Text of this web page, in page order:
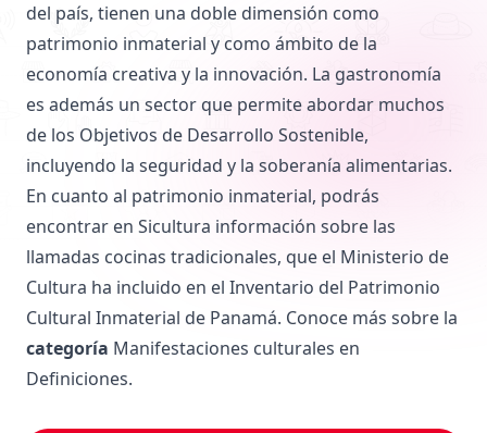
del país, tienen una doble dimensión como
patrimonio inmaterial y como ámbito de la
economía creativa y la innovación. La gastronomía
es además un sector que permite abordar muchos
de los Objetivos de Desarrollo Sostenible,
incluyendo la seguridad y la soberanía alimentarias.
En cuanto al patrimonio inmaterial, podrás
encontrar en Sicultura información sobre las
llamadas cocinas tradicionales, que el Ministerio de
Cultura ha incluido en el Inventario del Patrimonio
Cultural Inmaterial de Panamá. Conoce más sobre la
categoría Manifestaciones culturales en
Definiciones.